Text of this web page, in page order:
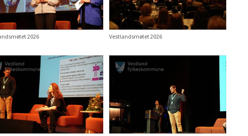
2026 Vestlandsmøtet 2026